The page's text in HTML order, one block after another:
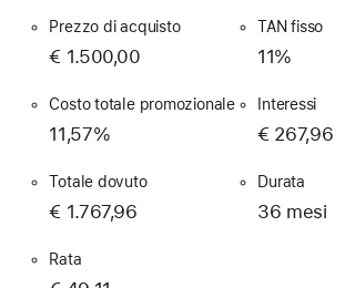
Prezzo di acquisto
€ 1.500,00
TAN fisso
11%
Costo totale promozionale
11,57%
Interessi
€ 267,96
Totale dovuto
€ 1.767,96
Durata
36 mesi
Rata